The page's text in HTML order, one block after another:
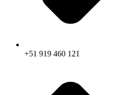
+51 919 460 121